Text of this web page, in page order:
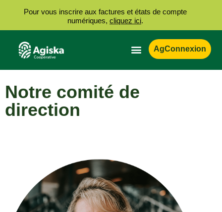
AgConnexion
Notre comité de
direction
Pour vous inscrire aux factures et états de compte
numériques, cliquez ici.